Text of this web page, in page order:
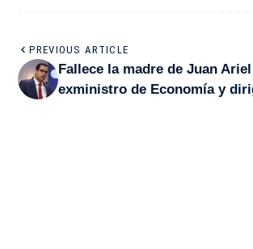
PREVIOUS ARTICLE
Fallece la madre de Juan
exministro de Economía y